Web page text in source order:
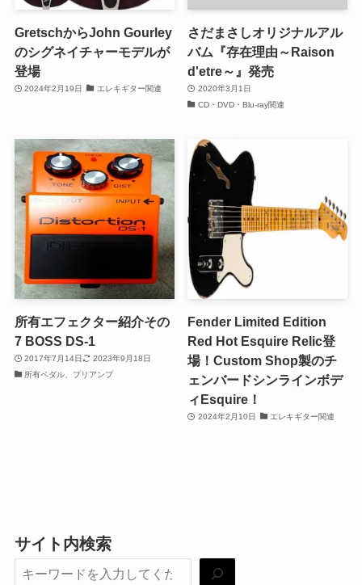
GretschからJohn Gourley
のシグネイチャーモデルが
登場
2024年2月19日 エレキギター関連
さだまさしオリジナルアル
バム『存在理由～Raison
d'etre～』発売
2020年3月1日
CD・DVD・Blu-ray関連
所有エフェクター紹介その
7 BOSS DS-1
2017年7月14日
2023年9月18日
所有ペダル、プリアンプ
Fender Limited Edition
Red Hot Esquire Relic登
場！Custom Shop製のチ
ェンバードシンラインボデ
ィEsquire！
2024年2月10日 エレキギター関連
サイト内検索